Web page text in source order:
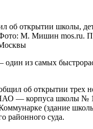
об открытии школы,
М. Мишин mos.ru.
из самых
об открытии трех
— корпуса школы №
Коммунарке (здание
районного суда.